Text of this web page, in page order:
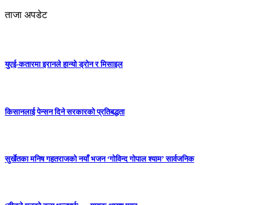
ताजा अपडेट
युएई-कतारमा इरानले हान्यो ड्रोन र मिसाइल
किसानलाई पेन्सन दिने सरकारको प्रतिबद्धता
सुर्खेतका मनिष गहतराजको नयाँ भजन ‘गोविन्द गोपाल श्याम’ सार्वजनिक